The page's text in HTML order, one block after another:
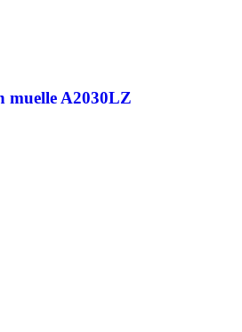
muelle A2030LZ